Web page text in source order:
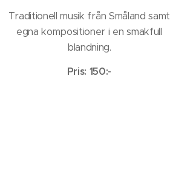
Traditionell musik från Småland samt
egna kompositioner i en smakfull
blandning.
Pris: 150:-